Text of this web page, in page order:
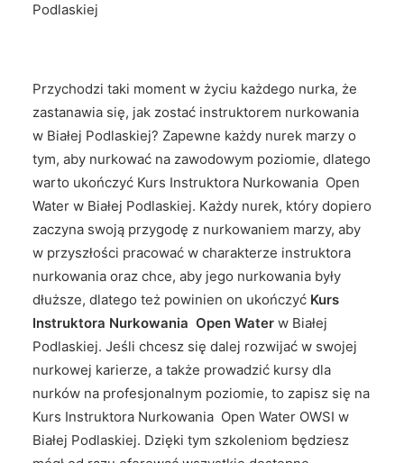
Podlaskiej
Przychodzi taki moment w życiu każdego nurka, że
zastanawia się, jak zostać instruktorem nurkowania
w Białej Podlaskiej? Zapewne każdy nurek marzy o
tym, aby nurkować na zawodowym poziomie, dlatego
warto ukończyć Kurs Instruktora Nurkowania Open
Water w Białej Podlaskiej. Każdy nurek, który dopiero
zaczyna swoją przygodę z nurkowaniem marzy, aby
w przyszłości pracować w charakterze instruktora
nurkowania oraz chce, aby jego nurkowania były
dłuższe, dlatego też powinien on ukończyć Kurs
Instruktora Nurkowania Open Water w Białej
Podlaskiej. Jeśli chcesz się dalej rozwijać w swojej
nurkowej karierze, a także prowadzić kursy dla
nurków na profesjonalnym poziomie, to zapisz się na
Kurs Instruktora Nurkowania Open Water OWSI w
Białej Podlaskiej. Dzięki tym szkoleniom będziesz